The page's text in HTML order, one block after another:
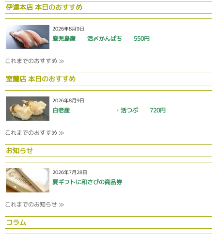
伊達本店 本日のおすすめ
2026年8月9日
鹿児島産 活〆かんぱち 550円
これまでのおすすめ ≫
室蘭店 本日のおすすめ
2026年8月9日
白老産 ・活つぶ 720円
これまでのおすすめ ≫
お知らせ
2026年7月28日
夏ギフトに和さびの商品券
これまでのお知らせ ≫
コラム